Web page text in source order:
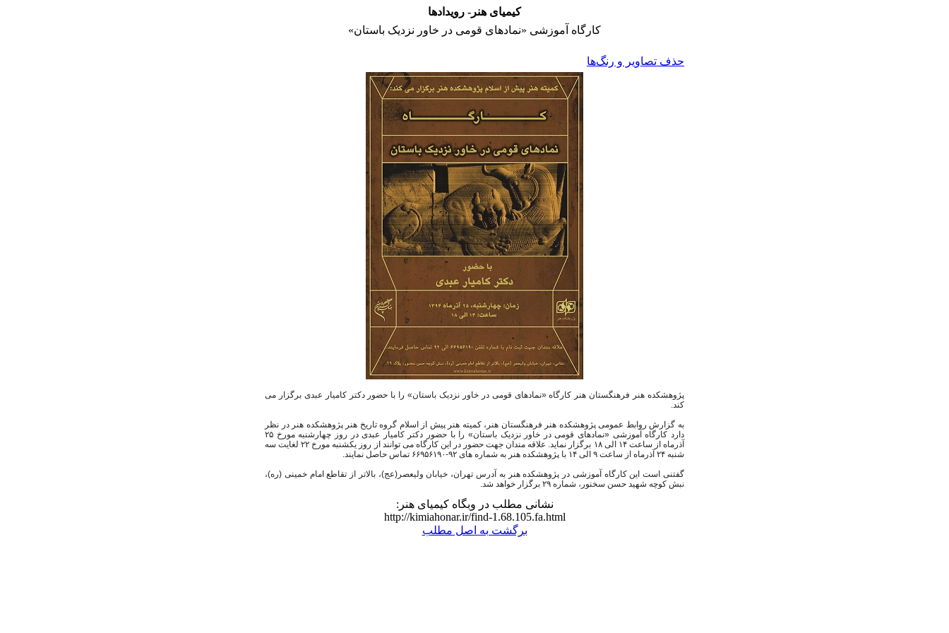
کیمیای هنر- رویدادها
کارگاه آموزشی «نماد​های قومی در خاور نزدیک باستان»
حذف تصاویر و رنگ‌ها
پژوهشکده هنر فرهنگستان هنر کارگاه​​​«نماد‌های قومی در خاور نزدیک باستان» را با حضور دکتر کامیار عبدی برگزار می
کند.
به گزارش روابط عمومی پژوهشکده هنر فرهنگستان هن​​ر، کمیته هنر پیش از اسلام گروه تاریخ هنر پژوهشکده هنر در نظر
دارد کارگاه آموزشی «
​نماد‌های قومی در خاور نزدیک باستان» را با حضور دکتر کامیار عبدی در روز چهارشنبه مورخ ۲۵
آذرماه از ساعت ۱۴ الی ۱۸ برگزار نماید. علاقه مندان جهت حضور در این کارگاه می توانند از روز یکشنبه مورخ ۲۲ لغایت سه
شنبه ۲۴ آذرماه از ساعت ۹ الی ۱۴ با پژوهشکده هنر به شماره های ۹۲-۶۶۹۵۶۱۹۰ تماس حاصل نمایند.
گفتنی است این کارگاه آموزشی در پژوهشکده هنر به آدرس تهران، خیابان ولیعصر(عج)، بالاتر از تقاطع امام خمینی (ره)،
نبش کوچه شهید حسن سخنور، شماره ۲۹ برگزار خواهد شد.
نشانی مطلب در وبگاه کیمیای هنر:
http://kimiahonar.ir/find-1.68.105.fa.html
برگشت به اصل مطلب